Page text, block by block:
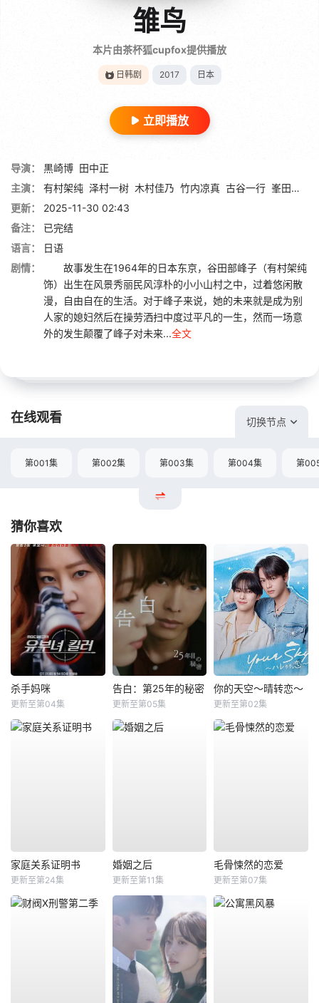
雏鸟
本片由茶杯狐cupfox提供播放
日韩剧 2017 日本
立即播放
导演： 黒崎博 田中正
主演：
有村架纯 泽村一树 木村佳乃 竹内凉真 古谷一行 峯田和伸
更新：
2025-11-30 02:43
备注：
已完结
语言：
日语
剧情：
故事发生在1964年的日本东京，谷田部峰子（有村架纯
饰）出生在风景秀丽民风淳朴的小小山村之中，过着悠闲散
漫，自由自在的生活。对于峰子来说，她的未来就是成为别
人家的媳妇然后在操劳洒扫中度过平凡的一生，然而一场意
外的发生颠覆了峰子对未来...全文
在线观看 切换节点
第001集 第002集 第003集 第004集 第
猜你喜欢
杀手妈咪
更新至第04集
告白：第25年的秘密
更新至第05集
你的天空～晴转恋～
更新至第02集
家庭关系证明书
更新至第24集
婚姻之后
更新至第11集
毛骨悚然的恋爱
更新至第07集